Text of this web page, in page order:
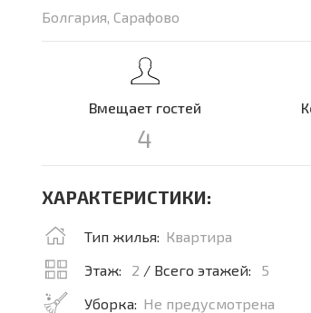
Болгария, Сарафово
Вмещает гостей
4
ХАРАКТЕРИСТИКИ:
Тип жилья: Квартира
Этаж:
2 / Всего этажей:
5
Уборка: Не предусмотрена